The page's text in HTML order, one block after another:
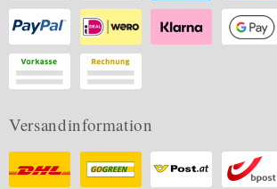
Versandinformation